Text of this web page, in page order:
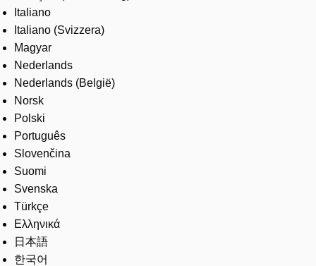
Italiano
Italiano (Svizzera)
Magyar
Nederlands
Nederlands (België)
Norsk
Polski
Português
Slovenčina
Suomi
Svenska
Türkçe
Ελληνικά
日本語
한국어